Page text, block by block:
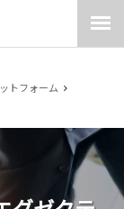
トフォーム